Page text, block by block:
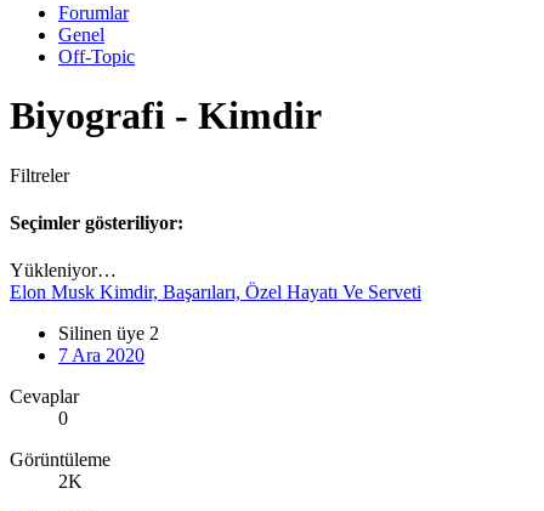
Forumlar
Genel
Off-Topic
Biyografi - Kimdir
Filtreler
Seçimler gösteriliyor:
Yükleniyor…
Elon Musk Kimdir, Başarıları, Özel Hayatı Ve Serveti
Silinen üye 2
7 Ara 2020
Cevaplar
0
Görüntüleme
2K